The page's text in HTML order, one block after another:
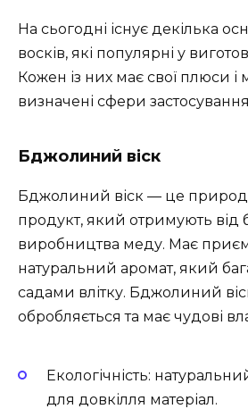
На сьогодні існує декілька
восків, які популярні у
Кожен із них має свої плюси і
визначені сфери
Бджолиний віск
Бджолиний віск — це
продукт, який отримують від
виробництва меду. Має
натуральний аромат, який
садами влітку. Бджолиний
обробляється та має чудові
Екологічність:
для довкілля матеріал.